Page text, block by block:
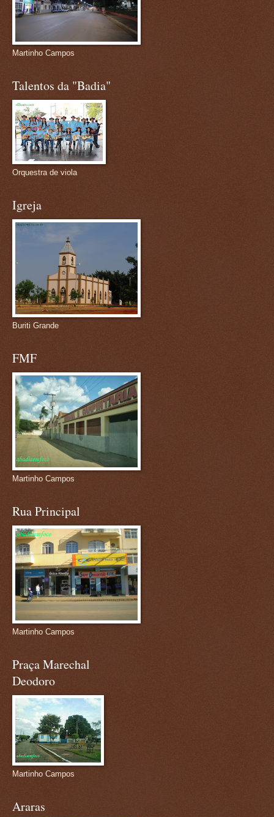
Martinho Campos
Talentos da "Badia"
Orquestra de viola
Igreja
Buriti Grande
FMF
Martinho Campos
Rua Principal
Martinho Campos
Praça Marechal
Deodoro
Martinho Campos
Araras